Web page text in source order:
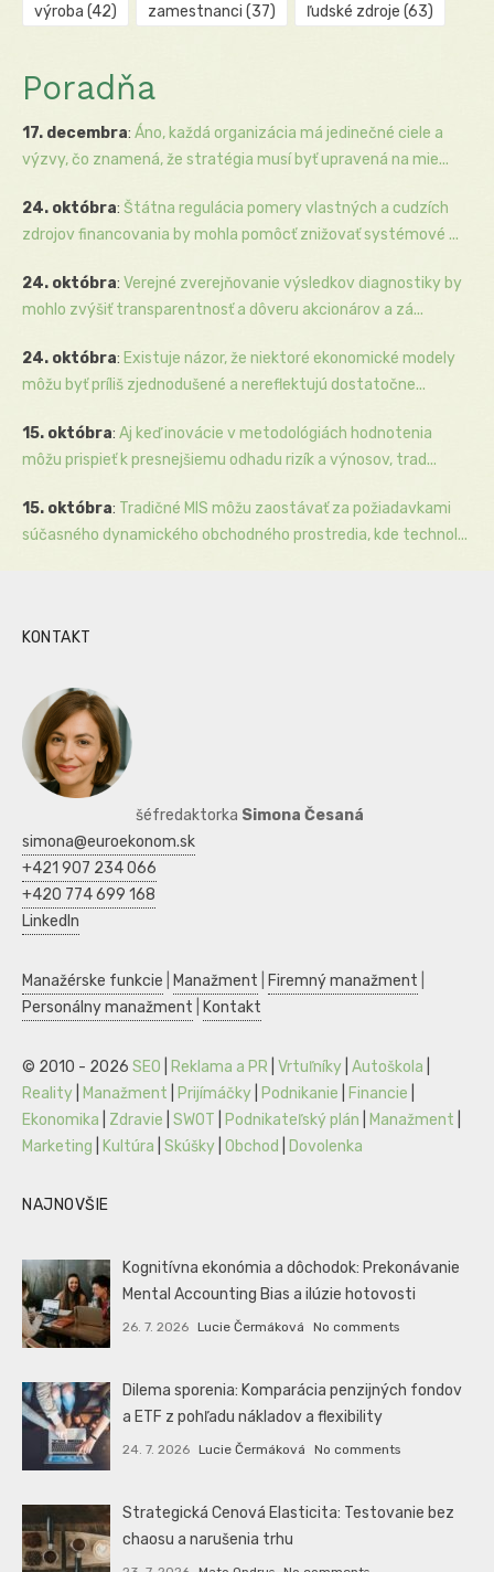
výroba (42) zamestnanci (37) ľudské zdroje (63)
Poradňa
17. decembra: Áno, každá organizácia má jedinečné ciele a
výzvy, čo znamená, že stratégia musí byť upravená na mie...
24. októbra: Štátna regulácia pomery vlastných a cudzích
zdrojov financovania by mohla pomôcť znižovať systémové ...
24. októbra: Verejné zverejňovanie výsledkov diagnostiky by
mohlo zvýšiť transparentnosť a dôveru akcionárov a zá...
24. októbra: Existuje názor, že niektoré ekonomické modely
môžu byť príliš zjednodušené a nereflektujú dostatočne...
15. októbra: Aj keď inovácie v metodológiách hodnotenia
môžu prispieť k presnejšiemu odhadu rizík a výnosov, trad...
15. októbra: Tradičné MIS môžu zaostávať za požiadavkami
súčasného dynamického obchodného prostredia, kde technol...
KONTAKT
šéfredaktorka Simona Česaná
simona@euroekonom.sk
+421 907 234 066
+420 774 699 168
LinkedIn
Manažérske funkcie Manažment Firemný manažment
Personálny manažment
Kontakt
© 2010 - 2026 SEO Reklama a PR Vrtuľníky Autoškola
Reality
Manažment Prijímáčky Podnikanie Financie
Ekonomika
Zdravie SWOT Podnikateľský plán Manažment
Marketing
Kultúra Skúšky Obchod Dovolenka
NAJNOVŠIE
Kognitívna ekonómia a dôchodok: Prekonávanie
Mental Accounting Bias a ilúzie hotovosti
26. 7. 2026 Lucie Čermáková No comments
Dilema sporenia: Komparácia penzijných fondov
a ETF z pohľadu nákladov a flexibility
24. 7. 2026 Lucie Čermáková No comments
Strategická Cenová Elasticita: Testovanie bez
chaosu a narušenia trhu